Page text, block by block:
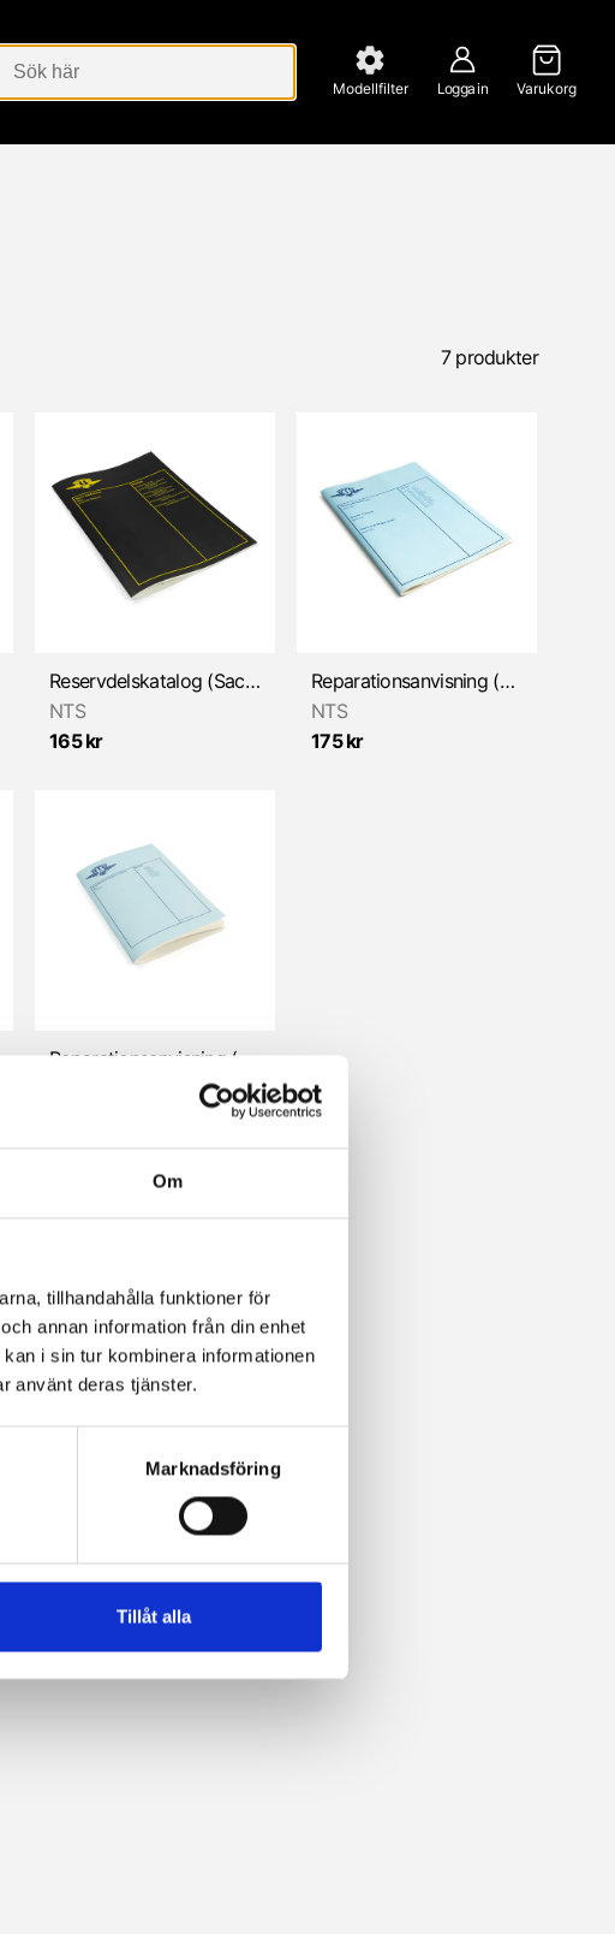
Om
tillhandahålla funktioner för
annan information från din enhet
i sin tur kombinera informationen
använt deras tjänster.
Marknadsföring
Tillåt alla
Modellfilter Logga in Varukorg
7 produkter
Reservdelskatalog (Sachs 50/2, 50/3 & 504)
NTS
165 kr
Reparationsanvisning (Sachs 50/3 & 50/4)
NTS
175 kr
Reparationsanvisning (Sachs 50/3 & 50/4)